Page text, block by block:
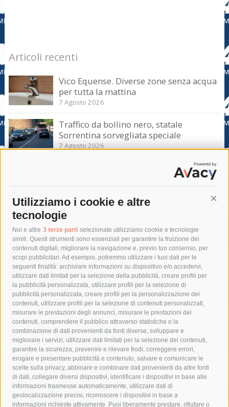
Utilizziamo i cookie e altre
tecnologie
Noi e altre 3 terze parti selezionate utilizziamo cookie e tecnologie
simili. Questi strumenti sono essenziali per garantire la fruizione dei
contenuti digitali, migliorare la navigazione e, previo tuo consenso, per
scopi pubblicitari. Ad esempio, potremmo utilizzare i tuoi dati per le
seguenti finalità: archiviare informazioni su dispositivo e/o accedervi,
utilizzare dati limitati per la selezione della pubblicità, creare profili per
la pubblicità personalizzata, utilizzare profili per la selezione di
pubblicità personalizzata, creare profili per la personalizzazione dei
contenuti, utilizzare profili per la selezione di contenuti personalizzati,
misurare le prestazioni degli annunci, misurare le prestazioni dei
contenuti, comprendere il pubblico attraverso statistiche o la
combinazione di dati provenienti da fonti diverse, sviluppare e
migliorare i servizi, utilizzare dati limitati per la selezione dei contenuti,
garantire la sicurezza, prevenire e rilevare frodi, correggere errori,
erogare e presentare pubblicità e contenuto, salvare e comunicare le
scelte sulla privacy, abbinare e combinare dati provenienti da altre fonti
di dati, collegare diversi dispositivi, identificare i dispositivi in base alle
informazioni trasmesse automaticamente, utilizzare dati di
geolocalizzazione precisi, riconoscere i dispositivi in base a
informazioni richieste attivamente. Puoi liberamente prestare, rifiutare o
Articoli recenti
Vico Equense. Diverse zone senza acqua
per tutta la mattina
7 Agosto 2026
Traffico da bollino nero, statale
Sorrentina sorvegliata speciale
7 Agosto 2026
Sorrento-Massa Lubrense. Torna a casa
Tag
acqua allerta meteo
anas
area marina protetta di punta campanella
arresto
Asl Napoli 3 sud
capitaneria di porto capri
carabinieri
castellammare di stabia
circumvesuviana
comune di sorrento
concerto
contagi
costiera amalfitana
covid-19 eav
elezioni
fondazione sorrento
gori guardia costiera
incidente
lavori
lorenzo balducelli mare
massa lubrense
massimo coppola
Meta napoli
ordinanza
penisola sorrentina
piano di sorrento
polizia municipale